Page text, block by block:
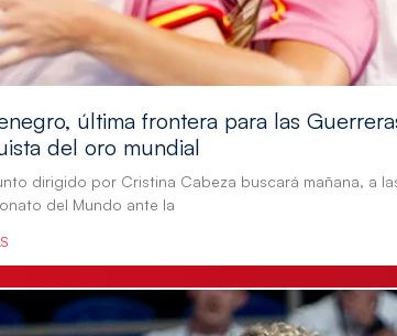
última frontera para las
del oro mundial
dirigido por Cristina Cabeza buscará mañana, a
del Mundo ante la